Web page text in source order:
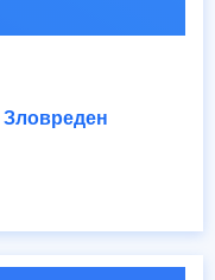
Зловреден